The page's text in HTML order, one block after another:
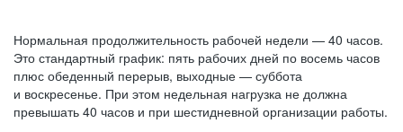
Нормальная продолжительность рабочей недели — 40 часов.
Это стандартный график: пять рабочих дней по восемь часов
плюс обеденный перерыв, выходные — суббота
и воскресенье. При этом недельная нагрузка не должна
превышать 40 часов и при шестидневной организации работы.